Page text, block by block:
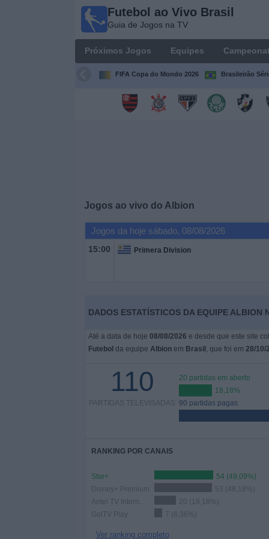
Futebol ao Vivo Brasil
Guia de Jogos na TV
Próximos Jogos Equipes
FIFA Copa do Mondo 2026 Brasileirão
Jogos ao vivo do Albion
Jogos da hoje sábado, 08/08/2026
15:00 Primera Division
DADOS ESTATÍSTICOS DA EQUIPE ALBION
Até a data de hoje 08/08/2026 e desde que este site
Futebol da equipe Albionem Brasil , que foi em 28/10/
110
PARTIDAS TELEVISADAS
20 partidas em aberto
18,18%
90 partidas pagas
RANKING POR CANAIS
Star+
54 (49,09%)
Disney+ Premium
53 (48,18%)
20 (18,18%)
GolTV Play
7 (6,36%)
Ver ranking completo